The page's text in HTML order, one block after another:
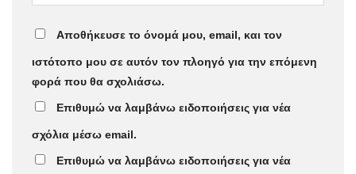
Αποθήκευσε το όνομά μου, email, και τον
ιστότοπο μου σε αυτόν τον πλοηγό για την επόμενη
φορά που θα σχολιάσω.
Επιθυμώ να λαμβάνω ειδοποιήσεις για νέα
σχόλια μέσω email.
Επιθυμώ να λαμβάνω ειδοποιήσεις για νέα